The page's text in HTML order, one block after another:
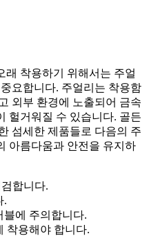
래 착용하기 위해서는 주얼
요합니다. 주얼리는 착용함
외부 환경에 노출되어 금속
헐거워질 수 있습니다. 골든
섬세한 제품들로 다음의 주
아름다움과 안전을 유지하
합니다.
.
블에 주의합니다.
착용해야 합니다.